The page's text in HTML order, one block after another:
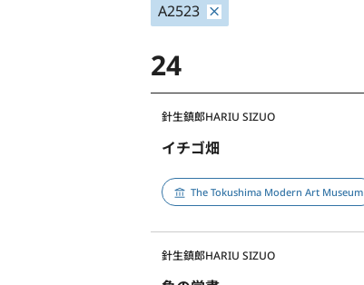
A2523
24
イチゴ畑
針生鎮郎HARIU SIZUO
The Tokushima Modern Art Museum
針生鎮郎HARIU SIZUO